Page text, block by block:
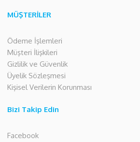
MÜŞTERİLER
Ödeme İşlemleri
Müşteri İlişkileri
Gizlilik ve Güvenlik
Üyelik Sözleşmesi
Kişisel Verilerin Korunması
Bizi Takip Edin
Facebook